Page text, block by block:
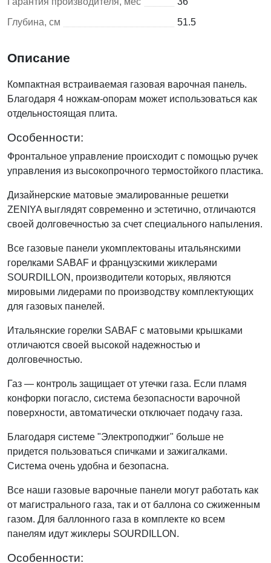
Глубина, см
51.5
Описание
Компактная встраиваемая газовая варочная панель.
Благодаря 4 ножкам-опорам может использоваться как
отдельностоящая плита.
Особенности:
Фронтальное управление происходит с помощью ручек
управления из высокопрочного термостойкого пластика.
Дизайнерские матовые эмалированные решетки
ZENIYA выглядят современно и эстетично, отличаются
своей долговечностью за счет специального напыления.
Все газовые панели укомплектованы итальянскими
горелками SABAF и французскими жиклерами
SOURDILLON, производители которых, являются
мировыми лидерами по производству комплектующих
для газовых панелей.
Итальянские горелки SABAF с матовыми крышками
отличаются своей высокой надежностью и
долговечностью.
Газ — контроль защищает от утечки газа. Если пламя
конфорки погасло, система безопасности варочной
поверхности, автоматически отключает подачу газа.
Благодаря системе "Электроподжиг" больше не
придется пользоваться спичками и зажигалками.
Система очень удобна и безопасна.
Все наши газовые варочные панели могут работать как
от магистрального газа, так и от баллона со сжиженным
газом. Для баллонного газа в комплекте ко всем
панелям идут жиклеры SOURDILLON.
Особенности: